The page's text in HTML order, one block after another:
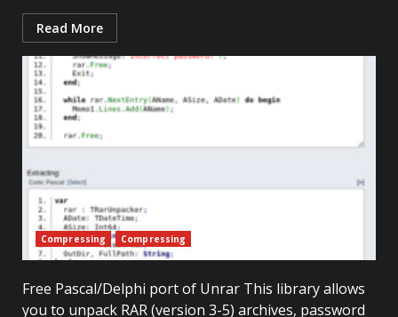
Read More
Compressing Compressing
Free Pascal/Delphi port of Unrar This library allows
you to unpack RAR (version 3-5) archives, password